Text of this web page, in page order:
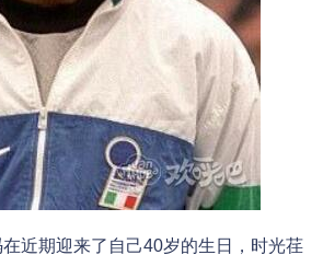
近期迎来了自己40岁的生日，时光荏